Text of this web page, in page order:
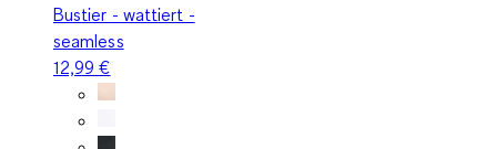
Bustier - wattiert -
seamless
12,99 €